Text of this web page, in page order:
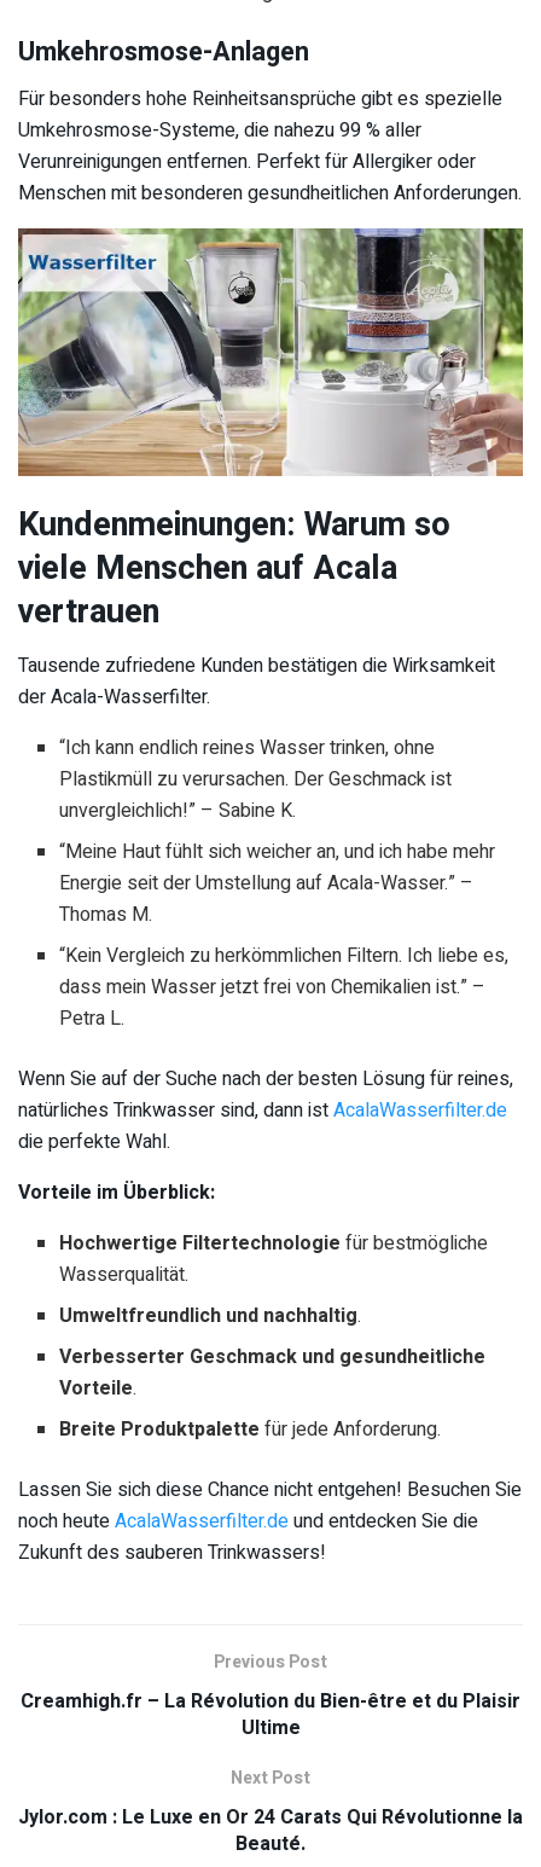
Umkehrosmose-Anlagen
Für besonders hohe Reinheitsansprüche gibt es spezielle
Umkehrosmose-Systeme, die nahezu 99 % aller
Verunreinigungen entfernen. Perfekt für Allergiker oder
Menschen mit besonderen gesundheitlichen Anforderungen.
Kundenmeinungen: Warum so
viele Menschen auf Acala
vertrauen
Tausende zufriedene Kunden bestätigen die Wirksamkeit
der Acala-Wasserfilter.
“Ich kann endlich reines Wasser trinken, ohne
Plastikmüll zu verursachen. Der Geschmack ist
unvergleichlich!” – Sabine K.
“Meine Haut fühlt sich weicher an, und ich habe mehr
Energie seit der Umstellung auf Acala-Wasser.” –
Thomas M.
“Kein Vergleich zu herkömmlichen Filtern. Ich liebe es,
dass mein Wasser jetzt frei von Chemikalien ist.” –
Petra L.
Wenn Sie auf der Suche nach der besten Lösung für reines,
natürliches Trinkwasser sind, dann istAcalaWasserfilter.de
die perfekte Wahl.
Vorteile im Überblick:
Hochwertige Filtertechnologie für bestmögliche
Wasserqualität.
Umweltfreundlich und nachhaltig.
Verbesserter Geschmack und gesundheitliche
Vorteile.
Breite Produktpalette für jede Anforderung.
Lassen Sie sich diese Chance nicht entgehen! Besuchen Sie
noch heuteAcalaWasserfilter.deund entdecken Sie die
Zukunft des sauberen Trinkwassers!
Previous Post
Creamhigh.fr – La Révolution du Bien-être et du Plaisir
Ultime
Next Post
Jylor.com : Le Luxe en Or 24 Carats Qui Révolutionne la
Beauté.